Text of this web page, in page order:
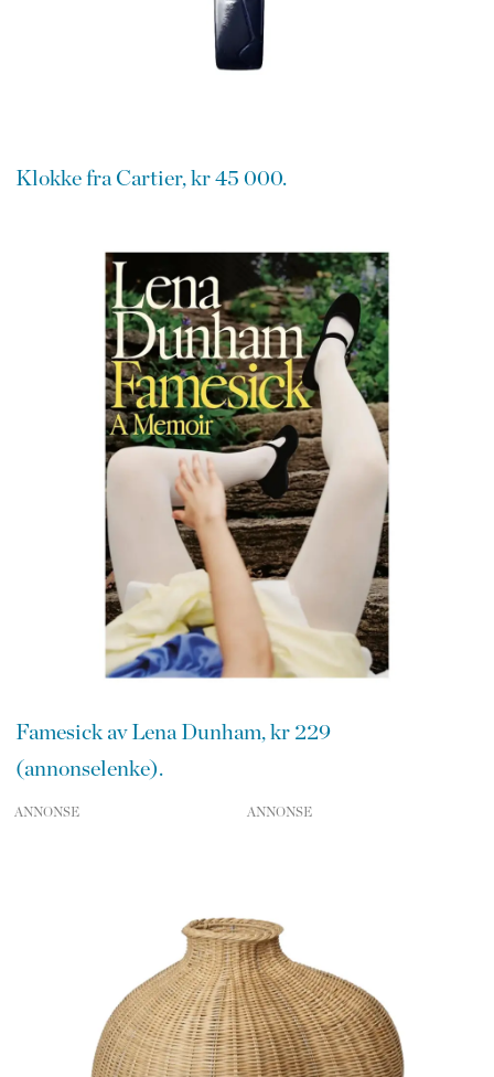
Klokke fra Cartier, kr 45 000.
Famesick av Lena Dunham, kr 229
(annonselenke).
ANNONSE